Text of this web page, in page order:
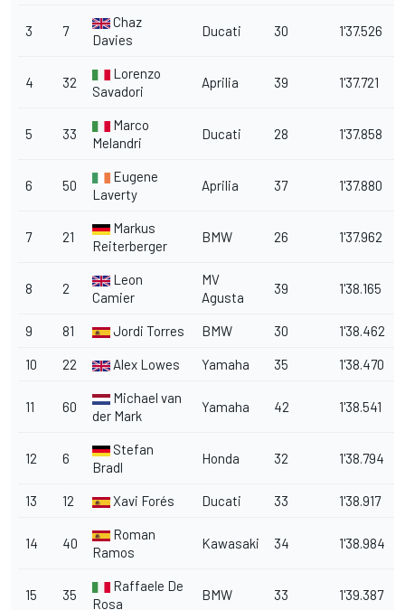
3 7
Chaz
Davies
Ducati 30 1'37.526
4 32
Lorenzo
Savadori
Aprilia 39 1'37.721
5 33
Marco
Melandri
Ducati 28 1'37.858
6 50
Eugene
Laverty
Aprilia 37 1'37.880
7 21
Markus
Reiterberger
BMW 26 1'37.962
8 2
Leon
Camier
MV
Agusta
39 1'38.165
9 81 Jordi Torres BMW 30 1'38.462
10 22 Alex Lowes Yamaha 35 1'38.470
11 60
Michael van
der Mark
Yamaha 42 1'38.541
12 6
Stefan
Bradl
Honda 32 1'38.794
13 12 Xavi Forés Ducati 33 1'38.917
14 40
Roman
Ramos
Kawasaki 34 1'38.984
15 35
Raffaele De
Rosa
BMW 33 1'39.387